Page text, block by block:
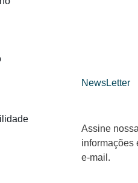
NewsLetter
Assine
informações
e-mail.